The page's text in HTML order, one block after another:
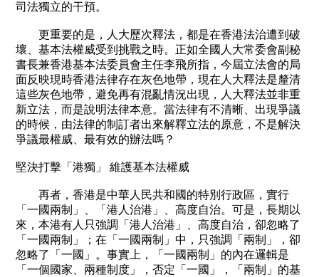
司法獨立的干預。
更重要的是，人大歷次釋法，都是在香港法治遭到破
壞、基本法權威受到挑戰之時。正如全國人大常委會副秘
書長兼香港基本法委員會主任李飛所指，今屆立法會的局
面反映現時香港法律存在灰色地帶，現在人大釋法是釐清
這些灰色地帶，避免再有混亂情況出現，人大釋法並非重
新立法，而是說明法律本意。當法律有不清晰、出現爭議
的時候，由法律的制訂者出來解釋立法的原意，不是解決
爭議最權威、最有效的辦法嗎？
堅決打擊「港獨」 維護基本法權威
再者，香港是中華人民共和國的特別行政區，實行
「一國兩制」、「港人治港」、高度自治。可是，長期以
來，本港有人只強調「港人治港」、高度自治，卻忽略了
「一國兩制」；在「一國兩制」中，只強調「兩制」，卻
忽略了「一國」。事實上，「一國兩制」的內在邏輯是
「一個國家、兩種制度」，否定「一國」，「兩制」的基